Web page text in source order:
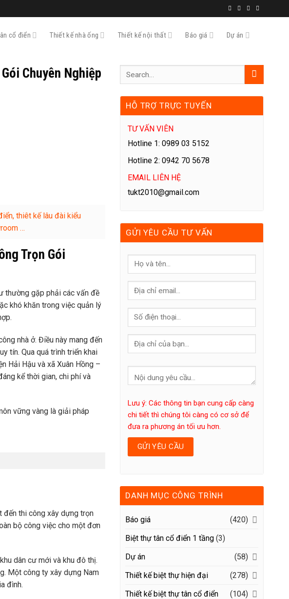
cổ điển Thiết kế nhà ống Thiết kế nội thất Báo giá Dự án
Chuyên Nghiệp
thiêt kế lâu đài kiểu
…
Trọn Gói
thường gặp phải các vấn đề
khó khăn trong việc quản lý
nhà ở. Điều này mang đến
tín. Qua quá trình triển khai
Hải Hậu và xã Xuân Hồng –
kể thời gian, chi phí và
vững vàng là giải pháp
đến thi công xây dựng trọn
bộ công việc cho một đơn
dân cư mới và khu đô thị.
Một công ty xây dựng Nam
đình.
HỖ TRỢ TRỰC TUYẾN
TƯ VẤN VIÊN
Hotline 1: 0989 03 5152
Hotline 2: 0942 70 5678
EMAIL LIÊN HỆ
tukt2010@gmail.com
GỬI YÊU CẦU TƯ VẤN
Lưu ý: Các thông tin bạn cung cấp càng
chi tiết thì chúng tôi càng có cơ sở để
đưa ra phương án tối ưu hơn.
DANH MỤC CÔNG TRÌNH
Báo giá
(420)
Biệt thự tân cổ điển 1 tầng (3)
Dự án
(58)
Thiết kế biệt thự hiện đại
(278)
Thiết kế biệt thự tân cổ điển
(104)